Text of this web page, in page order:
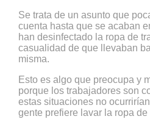
Se trata de un asunto que
cuenta hasta que se acaban
han desinfectado la ropa de
casualidad de que llevaban
misma.
Esto es algo que preocupa y
porque los trabajadores son
estas situaciones no
gente prefiere lavar la ropa